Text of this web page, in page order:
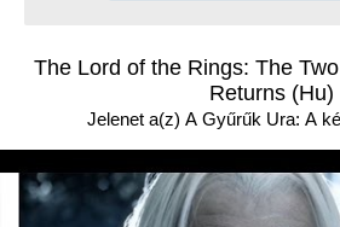
The Lord of the Rings: The
Returns (Hu)
Jelenet a(z) A Gyűrűk Ura: A